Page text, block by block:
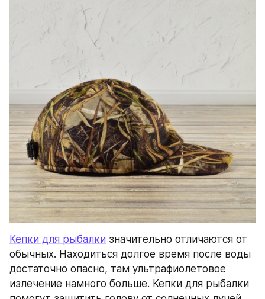
Кепки для рыбалки значительно отличаются от
обычных. Находиться долгое время после воды
достаточно опасно, там ультрафиолетовое
излечение намного больше. Кепки для рыбалки